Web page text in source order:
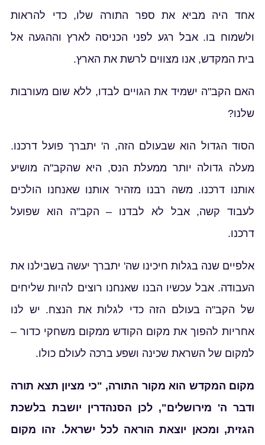
התורה שלו, כדי להראות
הכניסה לארץ וההגעה אל
לרשת את הארץ.
לבדו, ללא שום מעורבות
הזה, ה' יתברך פועל דרכנו.
הנס, היא שהקב"ה מושיע
מזהיר אותנו שאנחנו הולכים
– הקב"ה הוא שפועל
שה' יתברך יעשה בשבילנו את
שאנחנו רוצים להיות שליחים
לגלות את הנצח. יש לנו
הקודש ממקום משחקי כדור –
ושפע ברכה לעולם כולו.
התורה, "כי מציון תצא תורה
הסנהדרין יושבת בלשכת
לכל ישראל. זהו מקום